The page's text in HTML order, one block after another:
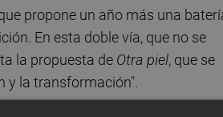
propone un año más una
En esta doble vía, que no se
la propuesta de Otra piel, que se
y la transformación".